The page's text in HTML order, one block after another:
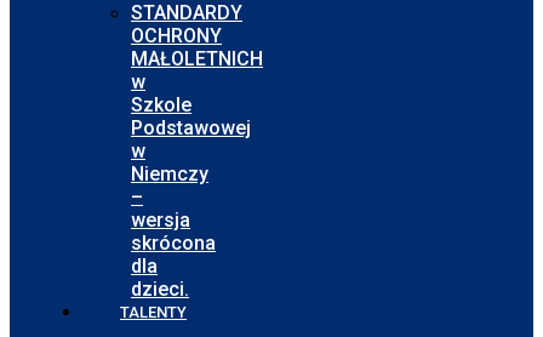
STANDARDY
OCHRONY
MAŁOLETNICH
w
Szkole
Podstawowej
w
Niemczy
–
wersja
skrócona
dla
dzieci.
TALENTY